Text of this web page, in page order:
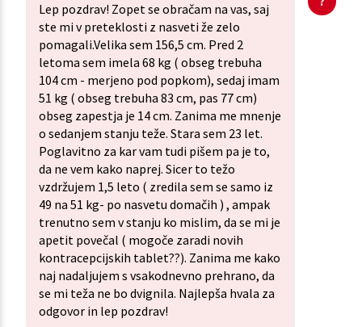
Lep pozdrav! Zopet se obračam na vas, saj
ste mi v preteklosti z nasveti že zelo
pomagali.Velika sem 156,5 cm. Pred 2
letoma sem imela 68 kg ( obseg trebuha
104 cm - merjeno pod popkom), sedaj imam
51 kg ( obseg trebuha 83 cm, pas 77 cm)
obseg zapestja je 14 cm. Zanima me mnenje
o sedanjem stanju teže. Stara sem 23 let.
Poglavitno za kar vam tudi pišem pa je to,
da ne vem kako naprej. Sicer to težo
vzdržujem 1,5 leto ( zredila sem se samo iz
49 na 51 kg- po nasvetu domačih ) , ampak
trenutno sem v stanju ko mislim, da se mi je
apetit povečal ( mogoče zaradi novih
kontracepcijskih tablet??). Zanima me kako
naj nadaljujem s vsakodnevno prehrano, da
se mi teža ne bo dvignila. Najlepša hvala za
odgovor in lep pozdrav!